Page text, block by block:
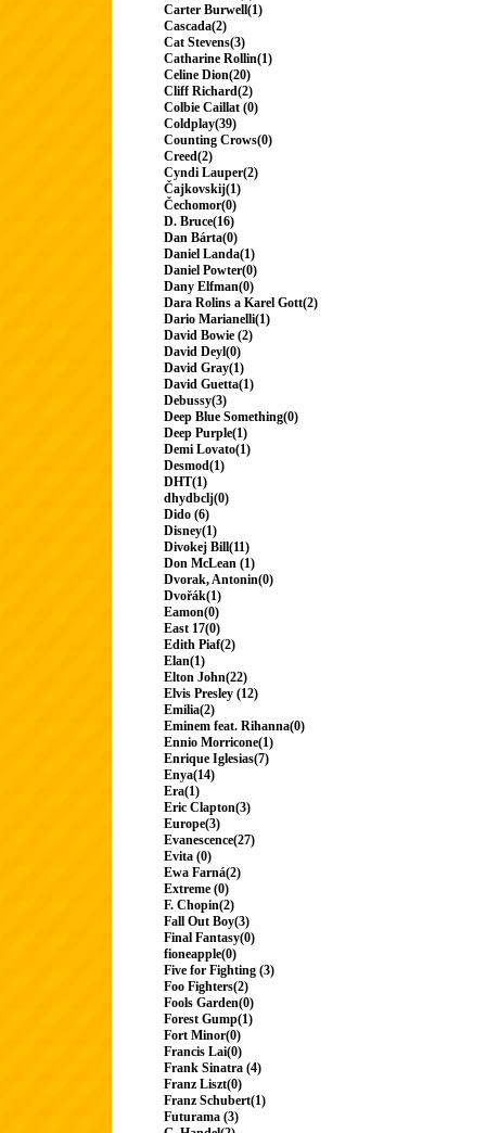
Carter Burwell(1)
Cascada(2)
Cat Stevens(3)
Catharine Rollin(1)
Celine Dion(20)
Cliff Richard(2)
Colbie Caillat (0)
Coldplay(39)
Counting Crows(0)
Creed(2)
Cyndi Lauper(2)
Čajkovskij(1)
Čechomor(0)
D. Bruce(16)
Dan Bárta(0)
Daniel Landa(1)
Daniel Powter(0)
Dany Elfman(0)
Dara Rolins a Karel Gott(2)
Dario Marianelli(1)
David Bowie (2)
David Deyl(0)
David Gray(1)
David Guetta(1)
Debussy(3)
Deep Blue Something(0)
Deep Purple(1)
Demi Lovato(1)
Desmod(1)
DHT(1)
dhydbclj(0)
Dido (6)
Disney(1)
Divokej Bill(11)
Don McLean (1)
Dvorak, Antonin(0)
Dvořák(1)
Eamon(0)
East 17(0)
Edith Piaf(2)
Elan(1)
Elton John(22)
Elvis Presley (12)
Emilia(2)
Eminem feat. Rihanna(0)
Ennio Morricone(1)
Enrique Iglesias(7)
Enya(14)
Era(1)
Eric Clapton(3)
Europe(3)
Evanescence(27)
Evita (0)
Ewa Farná(2)
Extreme (0)
F. Chopin(2)
Fall Out Boy(3)
Final Fantasy(0)
fioneapple(0)
Five for Fighting (3)
Foo Fighters(2)
Fools Garden(0)
Forest Gump(1)
Fort Minor(0)
Francis Lai(0)
Frank Sinatra (4)
Franz Liszt(0)
Franz Schubert(1)
Futurama (3)